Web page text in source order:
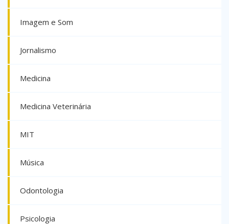
Imagem e Som
Jornalismo
Medicina
Medicina Veterinária
MIT
Música
Odontologia
Psicologia